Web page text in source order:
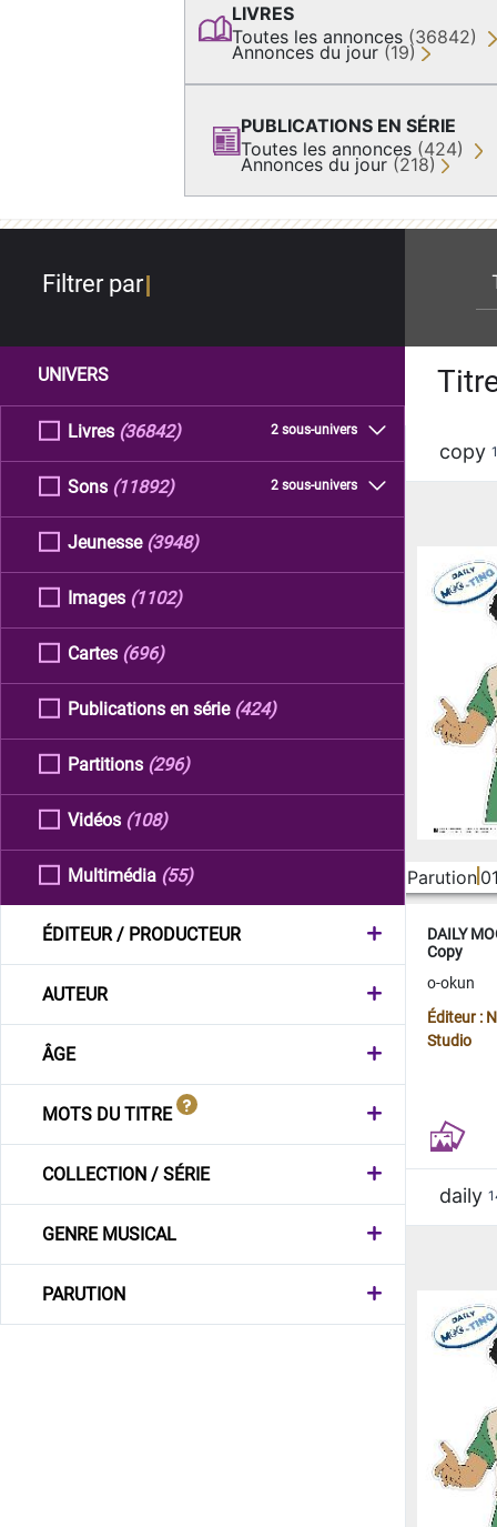
LIVRES
Toutes les annonces (36842)
Annonces du jour (19)
PUBLICATIONS EN SÉRIE
Toutes les annonces (424)
Annonces du jour (218)
Filtrer par
UNIVERS
Livres 2 sous-univers
(36842)
Sons 2 sous-univers
(11892)
Jeunesse (3948)
Images (1102)
Cartes (696)
Publications en série (424)
Partitions (296)
Vidéos (108)
Multimédia (55)
ÉDITEUR / PRODUCTEUR
AUTEUR
ÂGE
MOTS DU TITRE
COLLECTION / SÉRIE
GENRE MUSICAL
PARUTION
copy
Parution
DAILY
Copy
o-okun
Éditeur :
Studio
daily